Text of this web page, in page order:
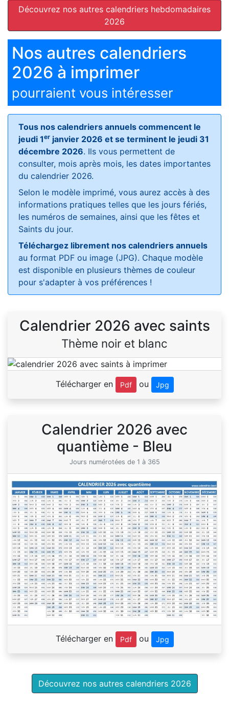
Découvrez nos autres calendriers hebdomadaires
2026
Nos autres calendriers
2026 à imprimer
pourraient vous intéresser
Tous nos calendriers annuels commencent le
jeudi 1er janvier 2026 et se terminent le jeudi 31
décembre 2026. Ils vous permettent de
consulter, mois après mois, les dates importantes
du calendrier 2026.
Selon le modèle imprimé, vous aurez accès à des
informations pratiques telles que les jours fériés,
les numéros de semaines, ainsi que les fêtes et
Saints du jour.
Téléchargez librement nos calendriers annuels
au format PDF ou image (JPG). Chaque modèle
est disponible en plusieurs thèmes de couleur
pour s'adapter à vos préférences !
Calendrier 2026 avec saints
Thème noir et blanc
Télécharger en Pdf ou Jpg
Calendrier 2026 avec
quantième - Bleu
Jours numérotées de 1 à 365
Télécharger en Pdf ou Jpg
Découvrez nos autres calendriers 2026